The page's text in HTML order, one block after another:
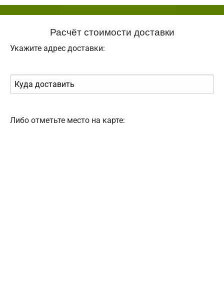
Расчёт стоимости доставки
Укажите адрес доставки:
Либо отметьте место на карте: